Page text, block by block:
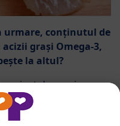
urmare, conținutul de
grași Omega-3,
la altul?
de specie,
sălbatic, de
3 valoroși, care